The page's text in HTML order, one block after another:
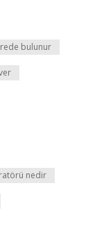
bulunur
nedir